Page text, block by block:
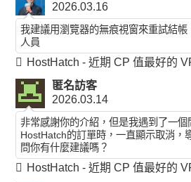
2026.03.16
我建議用瀏覽器的無痕視窗來重試結
人員
HostHatch - 近期 CP 值最好的
匿名訪客
2026.03.14
非常感謝你的介紹，但是我遇到了一個
HostHatch的訂單時，一直顯示取消，
問你有什麼建議嗎？
HostHatch - 近期 CP 值最好的